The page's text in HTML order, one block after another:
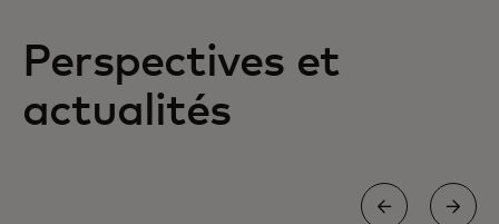
Perspectives et
actualités